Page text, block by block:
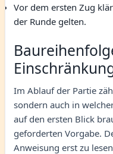
Vor dem ersten Zug
der Runde gelten.
Im Ablauf der Partie
sondern auch in
auf den ersten Blick
geforderten Vorgabe.
Anweisung erst zu